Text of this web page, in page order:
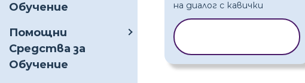
Обучение
Помощни
Средства за
Обучение